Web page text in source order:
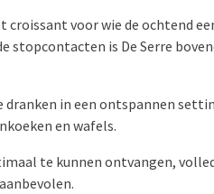
croissant voor wie de ochtend
stopcontacten is De Serre
dranken in een ontspannen
en wafels.
te kunnen ontvangen,